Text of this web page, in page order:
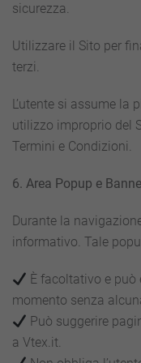
sicurezza.
Utilizzare il Sito per
terzi.
L’utente si assume la
utilizzo improprio del
Termini e Condizioni.
6. Area Popup e
Durante la
informativo. Tale
È facoltativo e può
momento senza
Può suggerire
a Vtex.it.